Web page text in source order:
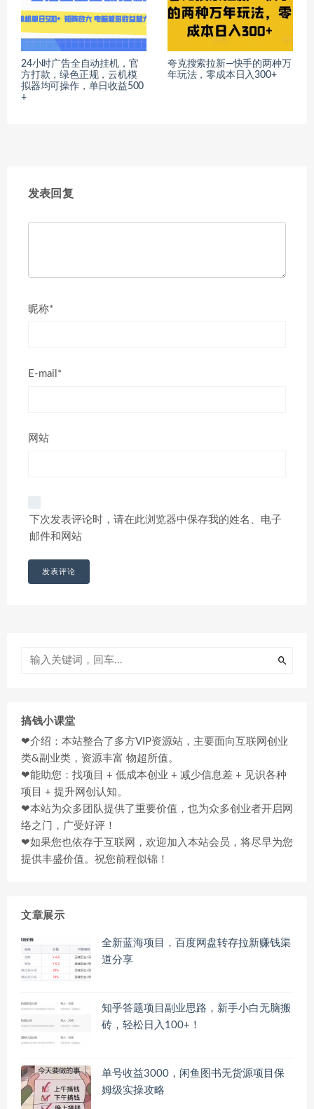
24小时广告全自动挂机，官
方打款，绿色正规，云机模
拟器均可操作，单日收益500
+
夸克搜索拉新—快手的两种万
年玩法，零成本日入300+
发表回复
昵称*
E-mail*
网站
下次发表评论时，请在此浏览器中保存我的姓名、电子
邮件和网站
搞钱小课堂
❤介绍：本站整合了多方VIP资源站，主要面向互联网创业
类&副业类，资源丰富 物超所值。
❤能助您：找项目 + 低成本创业 + 减少信息差 + 见识各种
项目 + 提升网创认知。
❤本站为众多团队提供了重要价值，也为众多创业者开启网
络之门，广受好评！
❤如果您也依存于互联网，欢迎加入本站会员，将尽早为您
提供丰盛价值。祝您前程似锦！
文章展示
全新蓝海项目，百度网盘转存拉新赚钱渠
道分享
知乎答题项目副业思路，新手小白无脑搬
砖，轻松日入100+！
单号收益3000，闲鱼图书无货源项目保
姆级实操攻略